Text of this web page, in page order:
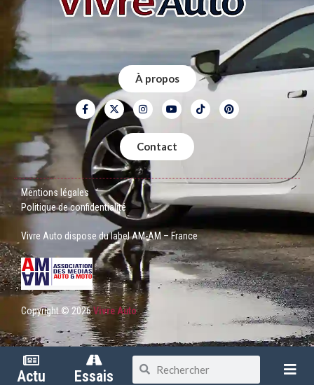
À propos
Contact
Mentions légales
Politique de confidentialité
Vivre Auto dispose du label AM-AM – France
Copyright © 2026Vivre Auto
Actu Essais